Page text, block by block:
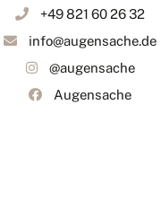
+49 821 60 26 32
info@augensache.de
@augensache
Augensache